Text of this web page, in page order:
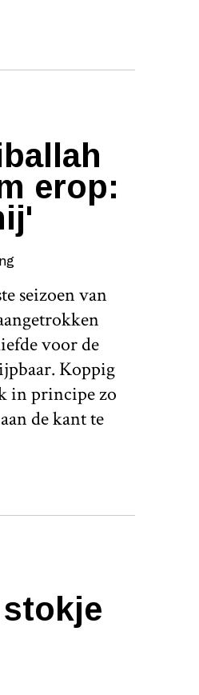
erop:
seizoen van
voor de
Koppig
in principe zo
de kant te